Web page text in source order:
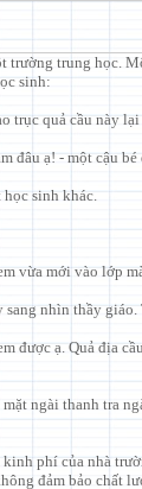
trường trung học.
sinh:
trục quả cầu này
đâu ạ! - một cậu bé
sinh khác.
vừa mới vào lớp
sang nhìn thầy
được ạ. Quả địa
ngài thanh tra
phí của nhà
đảm bảo chất